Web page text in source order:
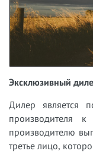
Эксклюзивный
Дилер является
производителя
производителю
третье лицо,